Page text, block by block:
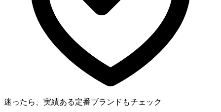
迷ったら、実績ある定番ブランドもチェック